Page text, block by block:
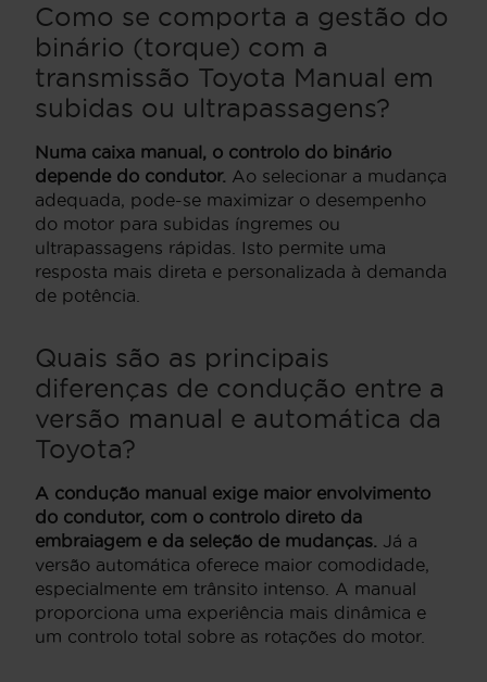
Como se comporta a gestão do
binário (torque) com a
transmissão Toyota Manual em
subidas ou ultrapassagens?
Numa caixa manual, o controlo do binário
depende do condutor. Ao selecionar a mudança
adequada, pode-se maximizar o desempenho
do motor para subidas íngremes ou
ultrapassagens rápidas. Isto permite uma
resposta mais direta e personalizada à demanda
de potência.
Quais são as principais
diferenças de condução entre a
versão manual e automática da
Toyota?
A condução manual exige maior envolvimento
do condutor, com o controlo direto da
embraiagem e da seleção de mudanças. Já a
versão automática oferece maior comodidade,
especialmente em trânsito intenso. A manual
proporciona uma experiência mais dinâmica e
um controlo total sobre as rotações do motor.